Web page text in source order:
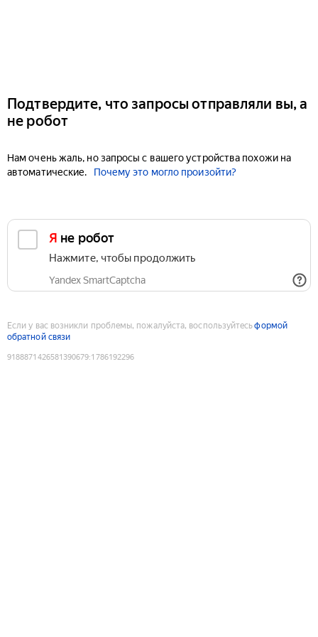
Подтвердите, что запросы отправляли вы, а
не робот
Нам очень жаль, но запросы с вашего устройства похожи на
автоматические.
Почему это могло произойти?
Я не робот
Нажмите, чтобы продолжить
Yandex SmartCaptcha
Если у вас возникли проблемы, пожалуйста, воспользуйтесьформой
обратной связи
9188871426581390679:1786192296